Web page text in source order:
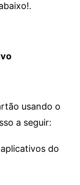
usando o
a seguir:
do